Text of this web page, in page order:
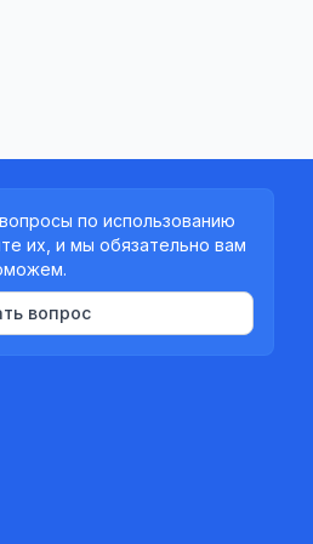
по использованию
их, и мы обязательно вам
вопрос